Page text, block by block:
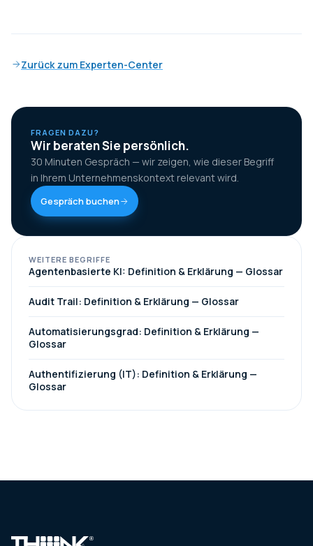
Zurück zum Experten-Center
FRAGEN DAZU?
Wir beraten Sie persönlich.
30 Minuten Gespräch — wir zeigen, wie dieser Begriff
in Ihrem Unternehmenskontext relevant wird.
Gespräch buchen
WEITERE BEGRIFFE
Agentenbasierte KI: Definition & Erklärung — Glossar
Audit Trail: Definition & Erklärung — Glossar
Automatisierungsgrad: Definition & Erklärung —
Glossar
Authentifizierung (IT): Definition & Erklärung —
Glossar